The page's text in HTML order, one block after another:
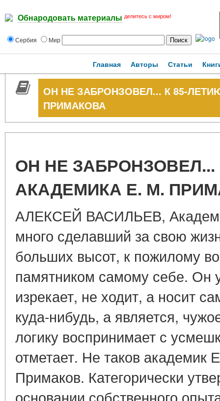
Обнародовать материалы делитесь с миром!
Сербия Мир
Главная Авторы Статьи
ОН НЕ ЗАБРОНЗОВЕЛ... К 85-
ПРИМАКОВА
ОН НЕ ЗАБРОНЗОВЕЛ...
АКАДЕМИКА Е. М.
АЛЕКСЕЙ ВАСИЛЬЕВ,
много сделавший за свою
больших высот, к пожилому
памятником самому себе. Он
изрекает, не ходит, а носит
куда-нибудь, а является,
логику воспринимает с
отметает. Не таков академик
Примаков. Категорически
основании собственного